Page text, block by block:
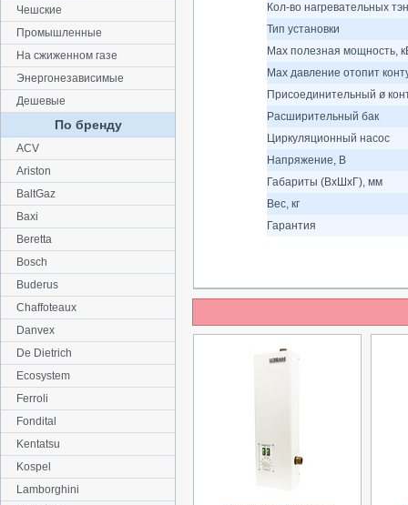
Кол-во нагревательных
Тип установки
Max полезная мощность,
Max давление отопит
Присоединительный ø
Расширительный бак
Циркуляционный насос
Напряжение, В
Габариты (ВхШхГ), мм
Вес, кг
Гарантия
Чешские
Промышленные
На сжиженном газе
Энергонезависимые
Дешевые
По бренду
ACV
Ariston
BaltGaz
Baxi
Beretta
Bosch
Buderus
Chaffoteaux
Danvex
De Dietrich
Ecosystem
Ferroli
Fondital
Kentatsu
Kospel
Lamborghini